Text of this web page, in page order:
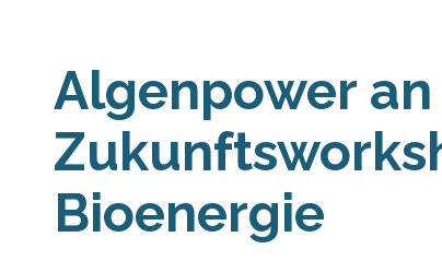
Algenpower
Bioenergie